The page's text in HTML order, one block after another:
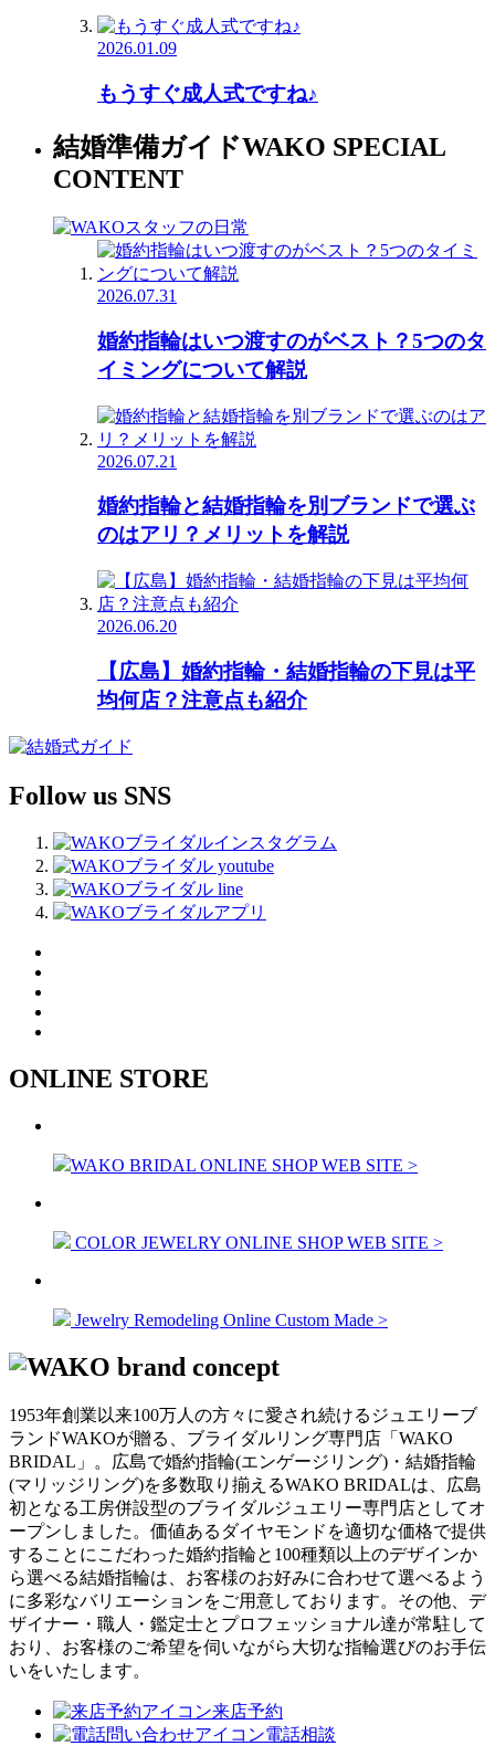
2026.01.09
もうすぐ成人式ですね♪
結婚準備ガイドWAKO SPECIAL
CONTENT
2026.07.31
婚約指輪はいつ渡すのがベスト？5つのタ
イミングについて解説
2026.07.21
婚約指輪と結婚指輪を別ブランドで選ぶ
のはアリ？メリットを解説
2026.06.20
【広島】婚約指輪・結婚指輪の下見は平
均何店？注意点も紹介
Follow us SNS
ONLINE STORE
WAKO BRIDAL ONLINE SHOP WEB SITE >
COLOR JEWELRY ONLINE SHOP WEB SITE >
Jewelry Remodeling Online Custom Made >
1953年創業以来100万人の方々に愛され続けるジュエリーブ
ランドWAKOが贈る、ブライダルリング専門店「WAKO
BRIDAL」。広島で婚約指輪(エンゲージリング)・結婚指輪
(マリッジリング)を多数取り揃えるWAKO BRIDALは、広島
初となる工房併設型のブライダルジュエリー専門店としてオ
ープンしました。価値あるダイヤモンドを適切な価格で提供
することにこだわった婚約指輪と100種類以上のデザインか
ら選べる結婚指輪は、お客様のお好みに合わせて選べるよう
に多彩なバリエーションをご用意しております。その他、デ
ザイナー・職人・鑑定士とプロフェッショナル達が常駐して
おり、お客様のご希望を伺いながら大切な指輪選びのお手伝
いをいたします。
来店予約
電話相談